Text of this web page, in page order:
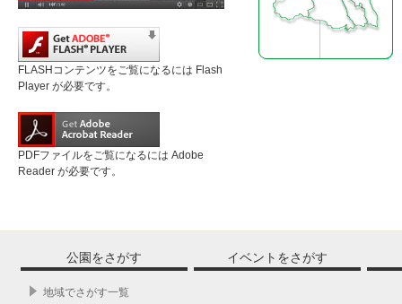
FLASHコンテンツをご覧になるには Flash
Player が必要です。
PDFファイルをご覧になるには Adobe
Reader が必要です。
公園をさがす
地域でさがす一覧
イベントをさがす